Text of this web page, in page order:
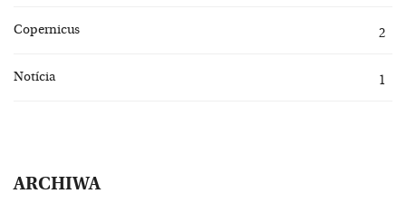
Copernicus 2
Notícia 1
ARCHIWA